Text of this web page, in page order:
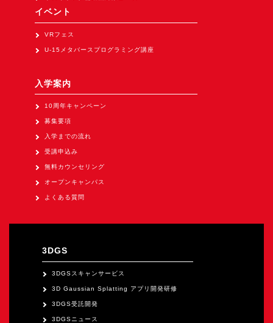
イベント
VRフェス
U-15メタバースプログラミング講座
入学案内
10周年キャンペーン
募集要項
入学までの流れ
受講申込み
無料カウンセリング
オープンキャンパス
よくある質問
3DGS
3DGSスキャンサービス
3D Gaussian Splatting アプリ開発研修
3DGS受託開発
3DGSニュース